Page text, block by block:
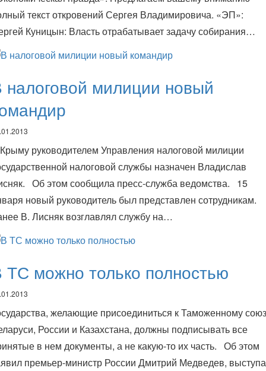
текст откровений Сергея Владимировича. «ЭП»:
Куницын: Власть отрабатывает задачу собирания…
налоговой милиции новый
руководителем Управления налоговой милиции
налоговой службы назначен Владислав
Об этом сообщила пресс-служба ведомства. 15
новый руководитель был представлен сотрудникам.
В. Лисняк возглавлял службу на…
ТС можно только полностью
желающие присоединиться к Таможенному
России и Казахстана, должны подписывать все
в нем документы, а не какую-то их часть. Об этом
премьер-министр России Дмитрий Медведев,